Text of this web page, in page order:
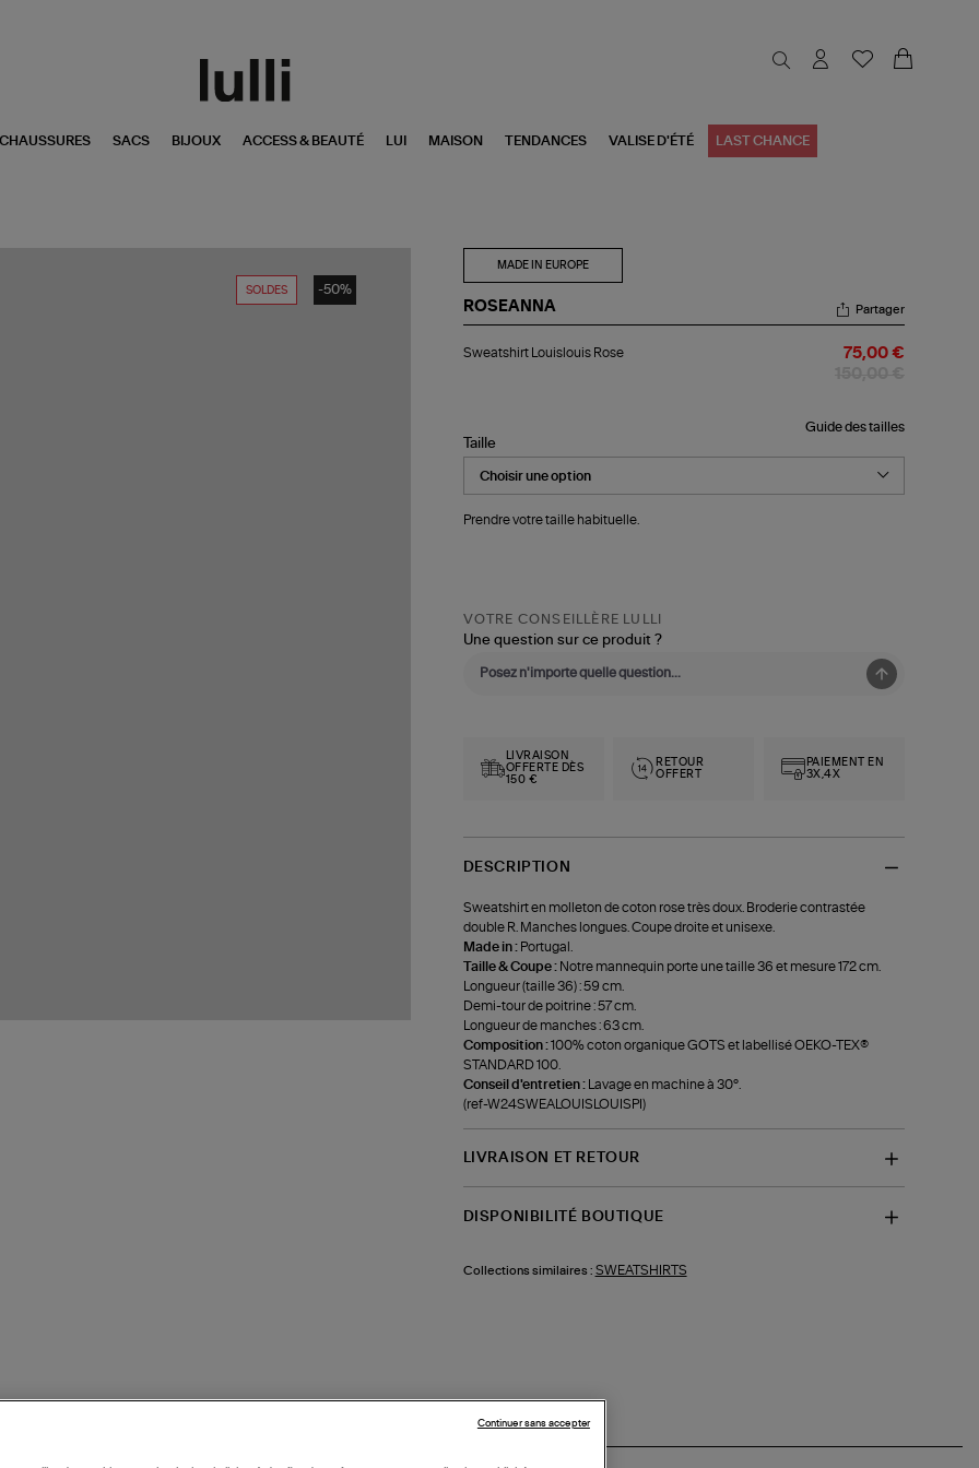
CHAUSSURES SACS BIJOUX ACCESS & BEAUTÉ LUI MAISON TENDANCES VALISE D'ÉTÉ LAST CHANCE
SOLDES -50%
MADE IN EUROPE
ROSEANNA
Louislouis
Partager
Sweatshirt Louislouis Rose 75,00 €
Guide des tailles
Taille
Prendre votre taille habituelle.
VOTRE CONSEILLÈRE LULLI
Une question sur ce produit ?
LIVRAISON
OFFERTE DÈS
150 €
RETOUR
OFFERT
PAIEMENT EN
3X,4X
DESCRIPTION
Sweatshirt en molleton de coton rose très doux. Broderie contrastée
double R. Manches longues. Coupe droite et unisexe.
Made in : Portugal.
Taille & Coupe : Notre mannequin porte une taille 36 et mesure 172 cm.
Longueur (taille 36) : 59 cm.
Demi-tour de poitrine : 57 cm.
Longueur de manches : 63 cm.
Composition :100% coton organique GOTS et labellisé OEKO-TEX®
STANDARD 100.
Conseil d'entretien :
Lavage en machine à 30°.
(ref-W24SWEALOUISLOUISPI)
LIVRAISON ET RETOUR
DISPONIBILITÉ BOUTIQUE
Collections similaires : SWEATSHIRTS
Continuer sans accepter